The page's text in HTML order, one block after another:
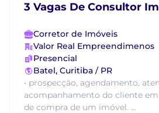
3 Vagas De Consultor
Corretor de Imóveis
Valor Real Empreendimenos
Presencial
Batel, Curitiba / PR
• prospecção, agendamento,
acompanhamento do cliente
de compra de um imóvel. ...